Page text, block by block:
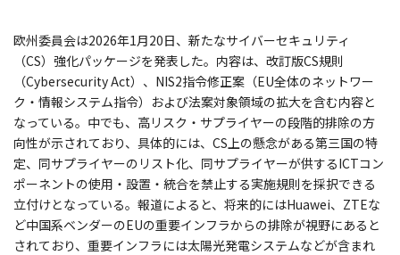
欧州委員会は2026年1月20日、新たなサイバーセキュリティ
（CS）強化パッケージを発表した。内容は、改訂版CS規則
（Cybersecurity Act）、NIS2指令修正案（EU全体のネットワー
ク・情報システム指令）および法案対象領域の拡大を含む内容と
なっている。中でも、高リスク・サプライヤーの段階的排除の方
向性が示されており、具体的には、CS上の懸念がある第三国の特
定、同サプライヤーのリスト化、同サプライヤーが供するICTコン
ポーネントの使用・設置・統合を禁止する実施規則を採択できる
立付けとなっている。報道によると、将来的にはHuawei、ZTEな
ど中国系ベンダーのEUの重要インフラからの排除が視野にあると
されており、重要インフラには太陽光発電システムなどが含まれ